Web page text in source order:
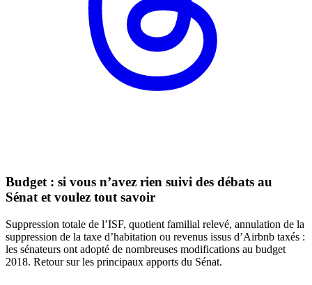
Budget : si vous n’avez rien suivi des débats au
Sénat et voulez tout savoir
Suppression totale de l’ISF, quotient familial relevé, annulation de la
suppression de la taxe d’habitation ou revenus issus d’Airbnb taxés :
les sénateurs ont adopté de nombreuses modifications au budget
2018. Retour sur les principaux apports du Sénat.